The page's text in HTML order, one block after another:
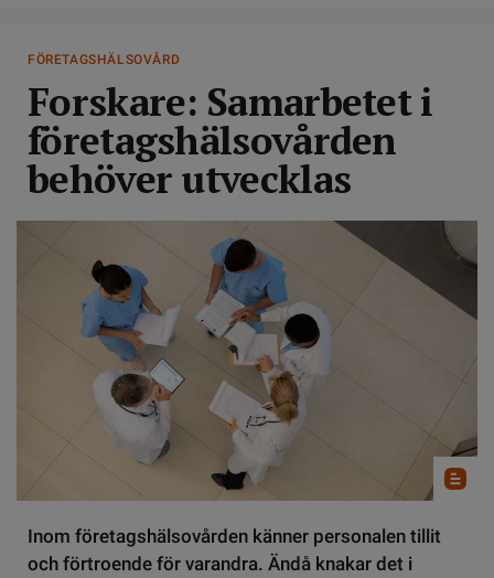
FÖRETAGSHÄLSOVÅRD
Forskare: Samarbetet i
företagshälsovården
behöver utvecklas
Inom företagshälsovården känner personalen tillit
och förtroende för varandra. Ändå knakar det i